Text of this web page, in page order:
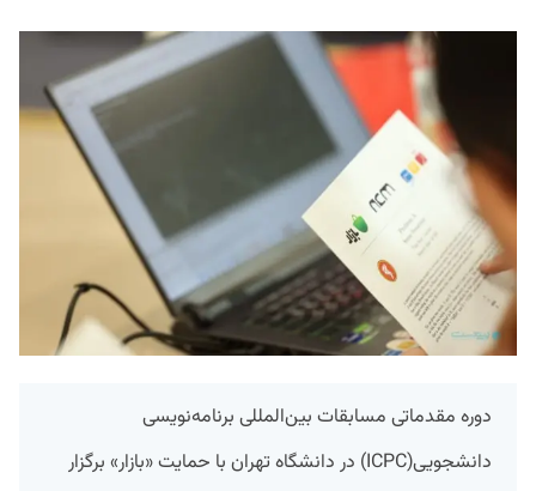
دوره مقدماتی مسابقات بین‌المللی برنامه‌نویسی
دانشجویی(ICPC) در دانشگاه تهران با حمایت «بازار» برگزار